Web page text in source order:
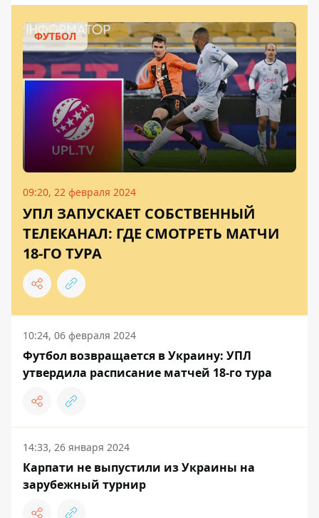
ФУТБОЛ
09:20, 22 февраля 2024
УПЛ ЗАПУСКАЕТ СОБСТВЕННЫЙ
ТЕЛЕКАНАЛ: ГДЕ СМОТРЕТЬ МАТЧИ
18-ГО ТУРА
10:24, 06 февраля 2024
Футбол возвращается в Украину: УПЛ
утвердила расписание матчей 18-го тура
14:33, 26 января 2024
Карпати не выпустили из Украины на
зарубежный турнир